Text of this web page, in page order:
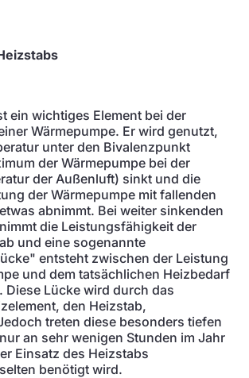
ein wichtiges Element bei der
Wärmepumpe. Er wird genutzt,
unter den Bivalenzpunkt
der Wärmepumpe bei der
der Außenluft) sinkt und die
der Wärmepumpe mit fallenden
abnimmt. Bei weiter sinkenden
die Leistungsfähigkeit der
und eine sogenannte
entsteht zwischen der Leistung
und dem tatsächlichen Heizbedarf
Diese Lücke wird durch das
den Heizstab,
treten diese besonders tiefen
an sehr wenigen Stunden im Jahr
Einsatz des Heizstabs
benötigt wird.